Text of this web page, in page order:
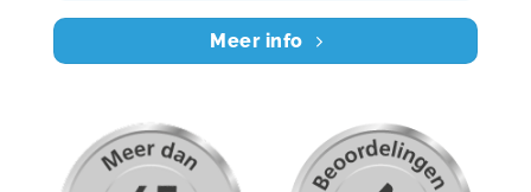
Meer info